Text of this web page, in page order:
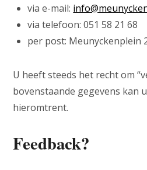
via e-mail:
via telefoon: 051 58 21 68
per post: Meunyckenplein
U heeft steeds het recht om
bovenstaande gegevens kan
hieromtrent.
Feedback?